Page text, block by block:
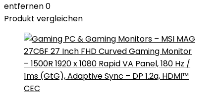
entfernen0
Produkt vergleichen